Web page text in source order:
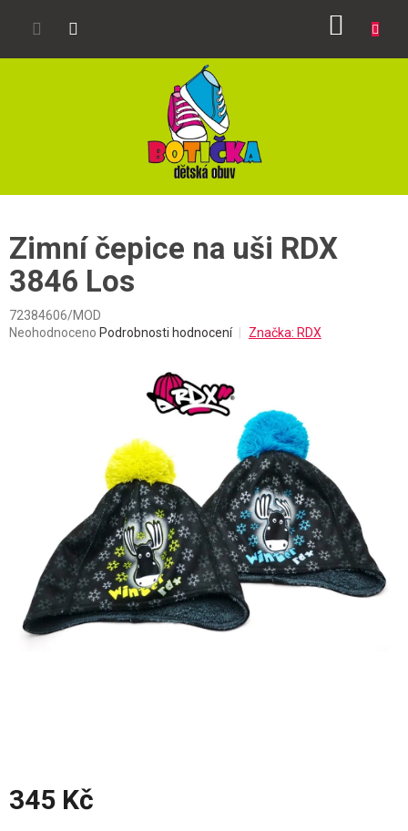
Zimní čepice na uši RDX
3846 Los
72384606/MOD
Průměrné
Neohodnoceno Podrobnosti hodnocení Značka: RDX
345 Kč